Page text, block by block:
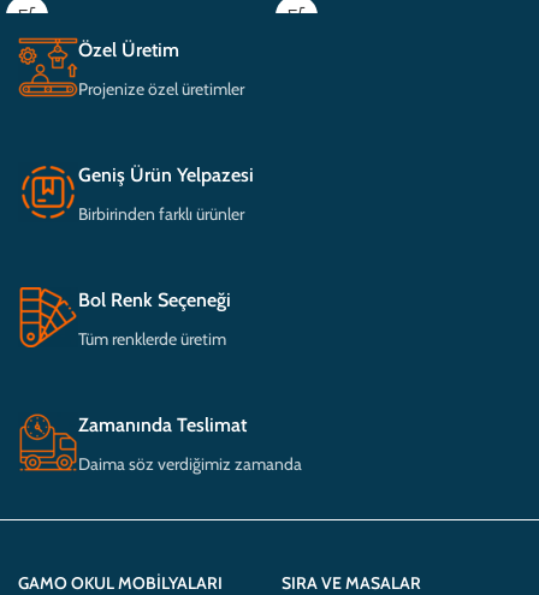
Özel Üretim
Projenize özel üretimler
Geniş Ürün Yelpazesi
Birbirinden farklı ürünler
Bol Renk Seçeneği
Tüm renklerde üretim
Zamanında Teslimat
Daima söz verdiğimiz zamanda
GAMO OKUL MOBILYALARI
SIRA VE MASALAR